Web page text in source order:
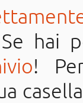
hai
!